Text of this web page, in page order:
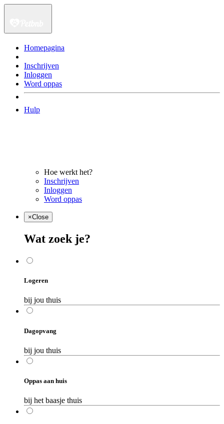
Homepagina
Inschrijven
Inloggen
Word oppas
Hulp
Hoe werkt het?
Inschrijven
Inloggen
Word oppas
×Close
Wat zoek je?
Logeren
bij jou thuis
Dagopvang
bij jou thuis
Oppas aan huis
bij het baasje thuis